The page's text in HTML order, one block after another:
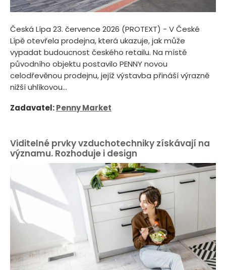
Česká Lípa 23. července 2026 (PROTEXT) - V České
Lípě otevřela prodejna, která ukazuje, jak může
vypadat budoucnost českého retailu. Na místě
původního objektu postavilo PENNY novou
celodřevěnou prodejnu, jejíž výstavba přináší výrazně
nižší uhlíkovou...
Zadavatel:Penny Market
Viditelné prvky vzduchotechniky získávají na
významu. Rozhoduje i design